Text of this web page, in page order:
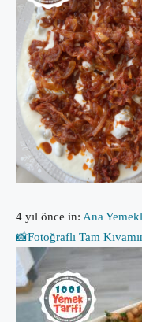
4 yıl önce in: Ana
📸Fotoğraflı Tam